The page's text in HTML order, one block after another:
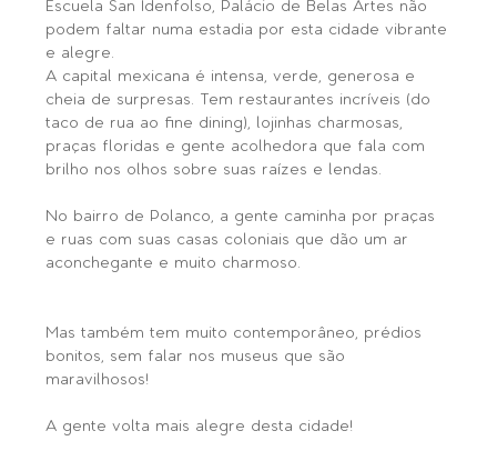
Escuela San Idenfolso, Palácio de Belas Artes não
podem faltar numa estadia por esta cidade vibrante
e alegre.
A capital mexicana é intensa, verde, generosa e
cheia de surpresas. Tem restaurantes incríveis (do
taco de rua ao fine dining), lojinhas charmosas,
praças floridas e gente acolhedora que fala com
brilho nos olhos sobre suas raízes e lendas.
No bairro de Polanco, a gente caminha por praças
e ruas com suas casas coloniais que dão um ar
aconchegante e muito charmoso.
Mas também tem muito contemporâneo, prédios
bonitos, sem falar nos museus que são
maravilhosos!
A gente volta mais alegre desta cidade!